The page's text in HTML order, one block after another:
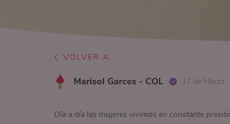
VOLVER A
Marisol Garces - COL 17 de Marzo
Día a día las mujeres vivimos en constante